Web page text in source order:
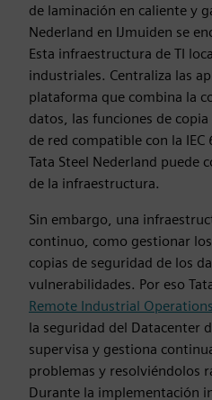
de laminación en caliente y
Nederland en IJmuiden se
Esta infraestructura de TI
industriales. Centraliza las
plataforma que combina la
datos, las funciones de
de red compatible con la
Tata Steel Nederland puede
de la infraestructura.
Sin embargo, una
continuo, como gestionar
copias de seguridad de los
vulnerabilidades. Por eso
Remote Industrial
la seguridad del Datacenter
supervisa y gestiona
problemas y resolviéndolos
Durante la implementación